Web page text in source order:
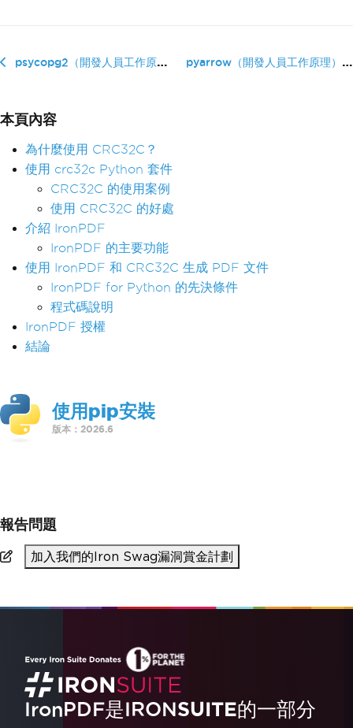
psycopg2（開發人員工作原理） pyarrow（開發人員工作原理）
本頁內容
為什麼使用 CRC32C？
使用 crc32c Python 套件
CRC32C 的使用案例
使用 CRC32C 的好處
介紹 IronPDF
IronPDF 的主要功能
使用 IronPDF 和 CRC32C 生成 PDF 文件
IronPDF for Python 的先決條件
程式碼說明
IronPDF 授權
結論
使用pip安裝
版本：2026.6
報告問題
加入我們的Iron Swag漏洞賞金計劃
IronPDF是IRONSUITE的一部分